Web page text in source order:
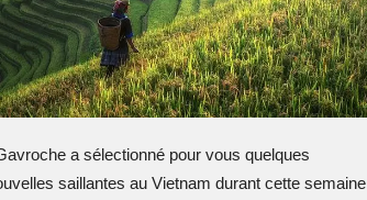
a sélectionné pour vous quelques
saillantes au Vietnam durant cette semaine